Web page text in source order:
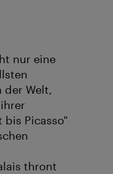
nur eine
der Welt,
bis Picasso"
thront